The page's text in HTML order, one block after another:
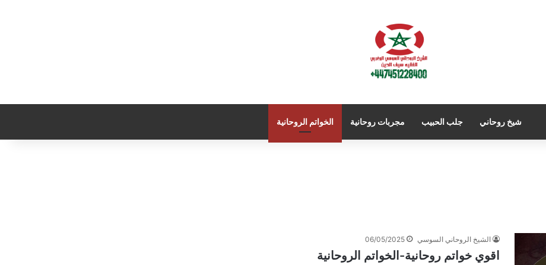
شيخ روحاني جلب الحبيب مجربات روحانية الخواتم الروحانية
الشيخ الروحاني السوسي 06/05/2025
اقوي خواتم روحانية-الخواتم الروحانية